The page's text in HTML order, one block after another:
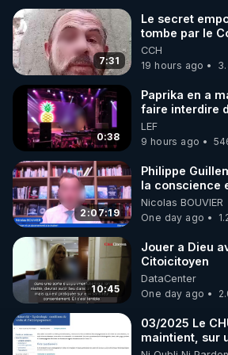
🌱 INSTAGRAM
https://www.instagram.com/
http://rgnr.li/instagram
🌱 LA NEWSLETTER
Pour ne pas rater l’actualité RGNR
http://rgnr.li/news
🌱 VIDÉOS NON CENSURÉES
Toutes les vidéos Youtube sont
http://rgnr.li/odysee
🌱 LES STAGES EN PRÉSENTIEL
7:31
Le secret
tombe par le
Cousteau le 25
CCH
19 hours ago
0:38
Paprika en a
faire interdire
Elle décide
DJ !
LEF
9 hours ago
2:07:19
Philippe
la conscience
Nicolas BOUVIER
One day ago
10:45
Jouer a Dieu
Citoicitoyen
DataCenter
One day ago
03/2025 Le
maintient, sur
mise à jour,